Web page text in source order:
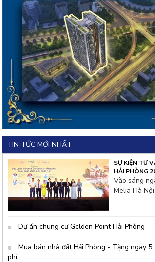
TIN TỨC MỚI NHẤT
SỰ KIỆN TƯ
HẢI PHÒNG
CHO NHÀ
Vào sáng
Melia Hà
Không khí
Dự án chung cư Golden Point Hải Phòng
Mua bán nhà đất Hải Phòng - Tặng ngay 5
phí